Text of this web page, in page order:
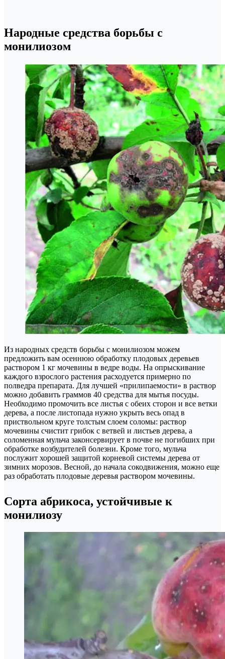
Народные средства борьбы с
монилиозом
Из народных средств борьбы с монилиозом можем
предложить вам осеннюю обработку плодовых деревьев
раствором 1 кг мочевины в ведре воды. На опрыскивание
каждого взрослого растения расходуется примерно по
полведра препарата. Для лучшей «прилипаемости» в раствор
можно добавить граммов 40 средства для мытья посуды.
Необходимо промочить все листья с обеих сторон и все ветки
дерева, а после листопада нужно укрыть весь опад в
приствольном круге толстым слоем соломы: раствор
мочевины счистит грибок с ветвей и листьев дерева, а
соломенная мульча законсервирует в почве не погибших при
обработке возбудителей болезни. Кроме того, мульча
послужит хорошей защитой корневой системы дерева от
зимних морозов. Весной, до начала сокодвижения, можно еще
раз обработать плодовые деревья раствором мочевины.
Сорта абрикоса, устойчивые к
монилиозу